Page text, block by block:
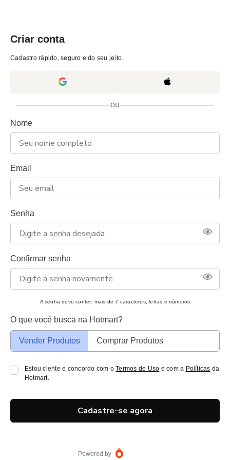
Criar conta
Cadastro rápido, seguro e do seu jeito.
ou
Nome
Email
Senha
Confirmar senha
A senha deve conter: mais de 7 caracteres, letras e números
O que você busca na Hotmart?
Vender Produtos Comprar Produtos
Estou ciente e concordo com oTermos de Uso e com a Políticas da
Hotmart.
Cadastre-se agora
Powered by